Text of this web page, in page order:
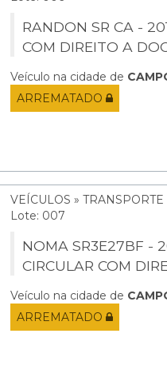
RANDON SR CA -
COM DIREITO A
Veículo na cidade de
ARREMATADO
VEÍCULOS » TRANSPORTE
Lote: 007
NOMA SR3E27BF -
CIRCULAR COM
Veículo na cidade de
ARREMATADO